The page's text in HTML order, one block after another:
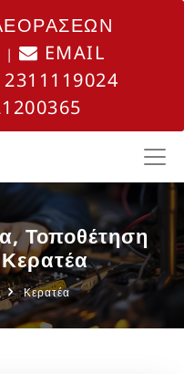
|
EMAIL
Τοποθέτηση
Κερατέα